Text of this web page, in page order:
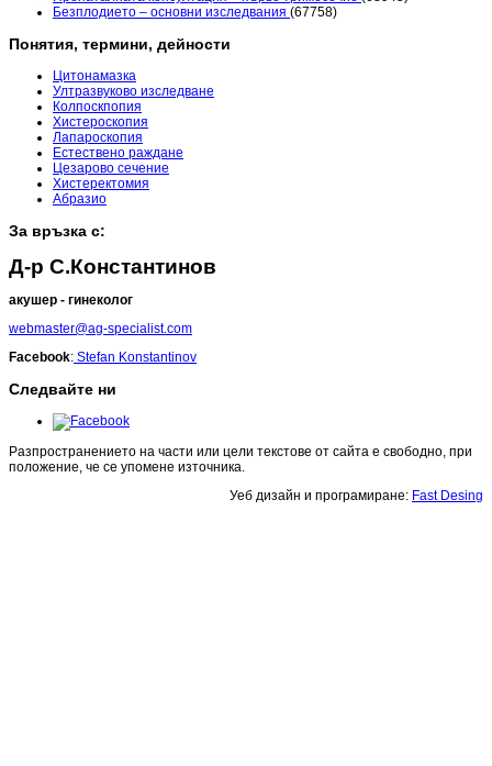
Безплодието – основни изследвания (67758)
Понятия, термини, дейности
Цитонамазка
Ултразвуково изследване
Колпоскпопия
Хистероскопия
Лапароскопия
Естествено раждане
Цезарово сечение
Хистеректомия
Абразио
За връзка с:
Д-р С.Константинов
акушер - гинеколог
webmaster@ag-specialist.com
Facebook: Stefan Konstantinov
Следвайте ни
Разпространението на части или цели текстове от сайта е свободно, при
положение, че се упомене източника.
Уеб дизайн и програмиране: Fast Desing